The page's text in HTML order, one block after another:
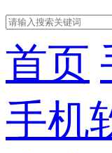
首页
手机